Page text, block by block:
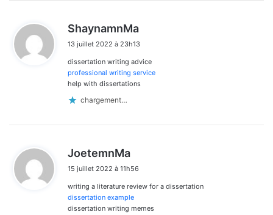
ShaynamnMa
t
:
13 juillet 2022 à 23h13
dissertation writing advice
professional writing service
help with dissertations
chargement…
JoetemnMa
t
:
15 juillet 2022 à 11h56
writing a literature review for a dissertation
dissertation example
dissertation writing memes